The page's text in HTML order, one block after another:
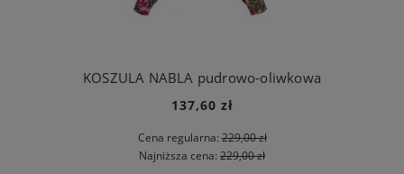
KOSZULA NABLA pudrowo-oliwkowa
137,60 zł
Cena regularna:229,00 zł
Najniższa cena: 229,00 zł